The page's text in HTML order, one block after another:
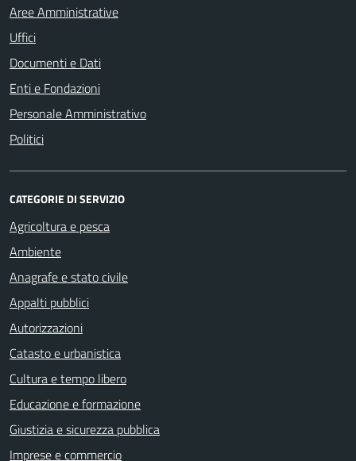
Aree Amministrative
Uffici
Documenti e Dati
Enti e Fondazioni
Personale Amministrativo
Politici
CATEGORIE DI SERVIZIO
Agricoltura e pesca
Ambiente
Anagrafe e stato civile
Appalti pubblici
Autorizzazioni
Catasto e urbanistica
Cultura e tempo libero
Educazione e formazione
Giustizia e sicurezza pubblica
Imprese e commercio